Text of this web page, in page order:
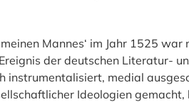
Mannes‘ im Jahr 1525
der deutschen Literatur-
instrumentalisiert, medial
Ideologien